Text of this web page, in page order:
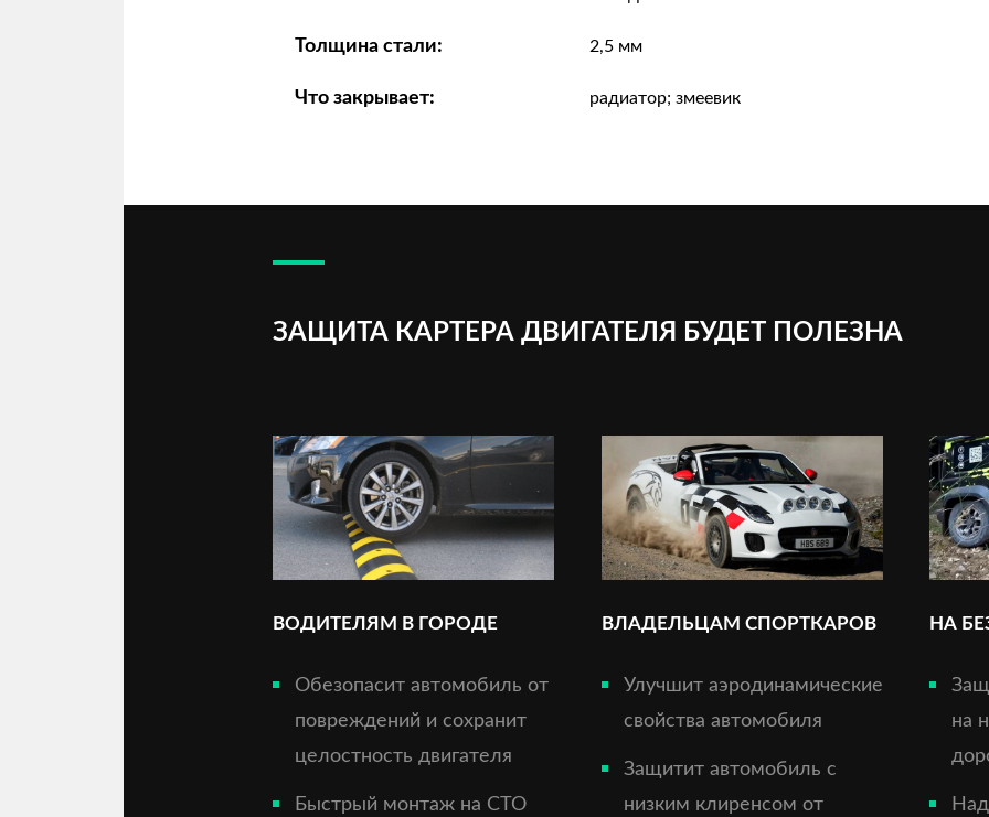
Толщина стали: 2,5 мм
Что закрывает: радиатор; змеевик
ЗАЩИТА КАРТЕРА ДВИГАТЕЛЯ БУДЕТ ПОЛЕЗНА
ВОДИТЕЛЯМ В ГОРОДЕ
Обезопасит автомобиль от
повреждений и сохранит
целостность двигателя
Быстрый монтаж на СТО
ВЛАДЕЛЬЦАМ СПОРТКАРОВ
Улучшит аэродинамические
свойства автомобиля
Защитит автомобиль с
низким клиренсом от
НА
на